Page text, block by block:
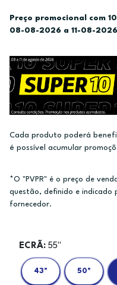
Preço promocional com
08-08-2026 a 11-08-2026
Cada produto poderá
é possível acumular
*O "PVPR" é o preço de
questão, definido e
fornecedor.
ECRÃ: 55"
43" 50"